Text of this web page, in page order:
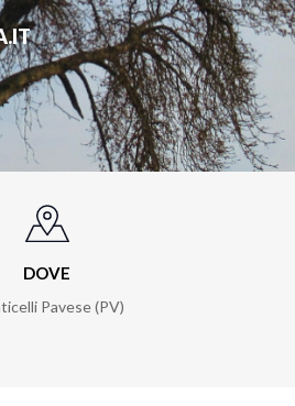
DOVE
Pavese (PV)